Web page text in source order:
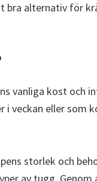
alternativ för
vanliga kost och
veckan eller som
storlek och